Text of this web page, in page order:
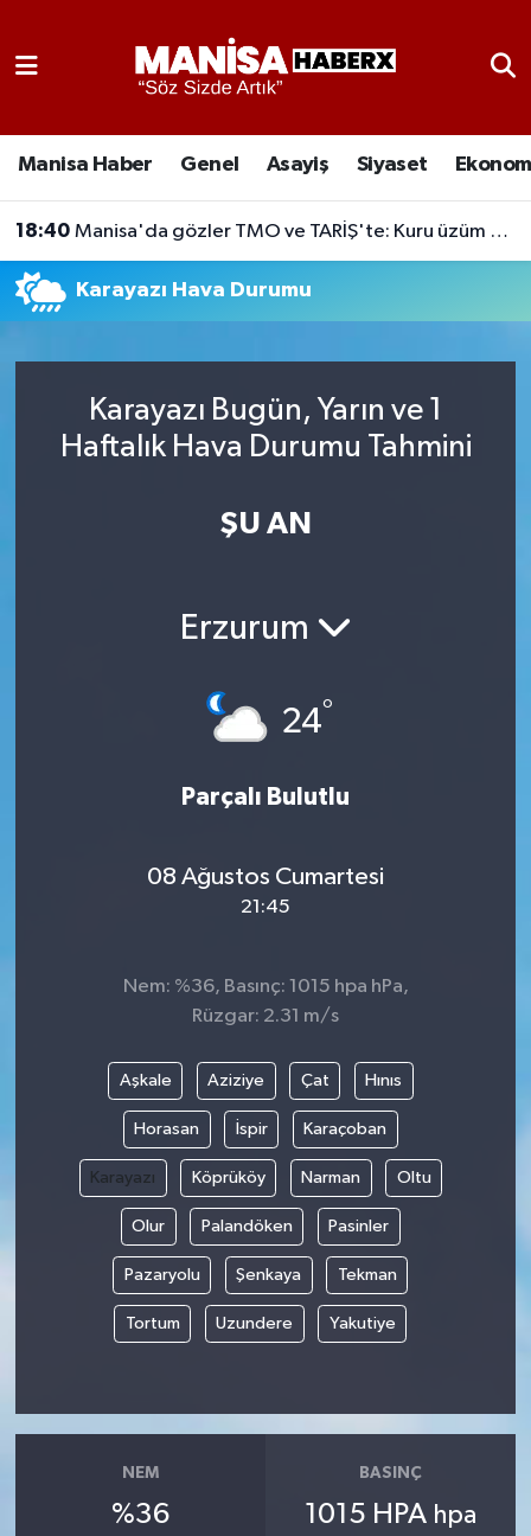
Manisa Haber Genel Asayiş Siyaset
18:40 Manisa'da gözler TMO ve TARİŞ'te: Kuru üzüm fiyatı piyasayı belirleyecek
Karayazı Hava Durumu
Karayazı Bugün, Yarın ve 1
Haftalık Hava Durumu Tahmini
ŞU AN
Erzurum
24°
Parçalı Bulutlu
08 Ağustos Cumartesi
21:45
Nem: %36, Basınç: 1015 hpa hPa,
Rüzgar: 2.31 m/s
Aşkale Aziziye Çat Hınıs
Horasan İspir Karaçoban
Karayazı Köprüköy Narman Oltu
Olur Palandöken Pasinler
Pazaryolu Şenkaya Tekman
Tortum Uzundere Yakutiye
NEM
%36
BASINÇ
1015 HPA hpa
Kültür-Sanat
Gizlilik Sözleşmesi
Manisa Nöbetçi Eczaneler
Son Dakika Haberleri